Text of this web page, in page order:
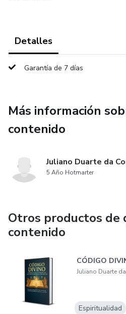
Detalles
Garantía de 7 días
Más información
contenido
Juliano Duarte da
5 Año Hotmarter
Otros productos de
contenido
CÓDIGO
Espiritualidad